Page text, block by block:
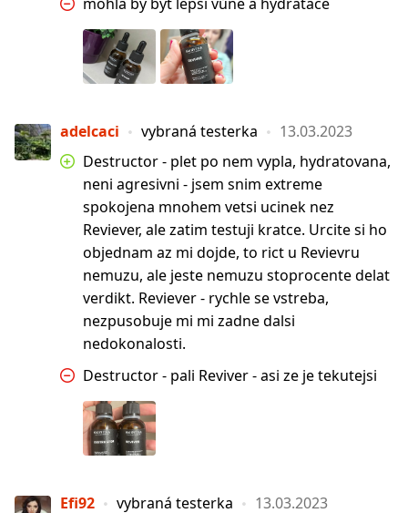
adelcaci vybraná testerka
13.03.2023
Destructor - plet po nem vypla, hydratovana,
neni agresivni - jsem snim extreme
spokojena mnohem vetsi ucinek nez
Reviever, ale zatim testuji kratce. Urcite si ho
objednam az mi dojde, to rict u Revievru
nemuzu, ale jeste nemuzu stoprocente delat
verdikt. Reviever - rychle se vstreba,
nezpusobuje mi mi zadne dalsi
nedokonalosti.
Destructor - pali Reviver - asi ze je tekutejsi
Efi92 vybraná testerka
13.03.2023